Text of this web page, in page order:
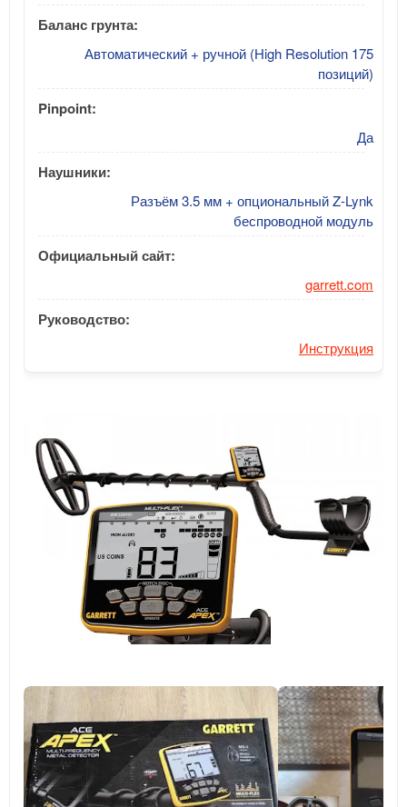
Баланс грунта:
Автоматический + ручной (High Resolution 175
позиций)
Pinpoint:
Да
Наушники:
Разъём 3.5 мм + опциональный Z-Lynk
беспроводной модуль
Официальный сайт:
garrett.com
Руководство:
Инструкция